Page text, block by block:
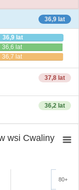
36,9 lat
36,9 lat
36,6 lat
36,7 lat
37,8 lat
36,2 lat
wsi Cwaliny
80+